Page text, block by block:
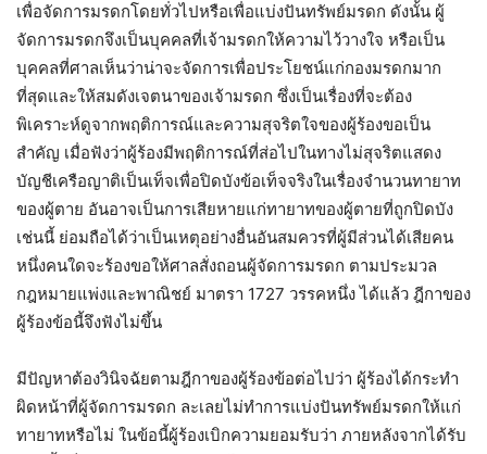
เพื่อจัดการมรดกโดยทั่วไปหรือเพื่อแบ่งปันทรัพย์มรดก ดังนั้น ผู้
จัดการมรดกจึงเป็นบุคคลที่เจ้ามรดกให้ความไว้วางใจ หรือเป็น
บุคคลที่ศาลเห็นว่าน่าจะจัดการเพื่อประโยชน์แก่กองมรดกมาก
ที่สุดและให้สมดังเจตนาของเจ้ามรดก ซึ่งเป็นเรื่องที่จะต้อง
พิเคราะห์ดูจากพฤติการณ์และความสุจริตใจของผู้ร้องขอเป็น
สำคัญ เมื่อฟังว่าผู้ร้องมีพฤติการณ์ที่ส่อไปในทางไม่สุจริตแสดง
บัญชีเครือญาติเป็นเท็จเพื่อปิดบังข้อเท็จจริงในเรื่องจำนวนทายาท
ของผู้ตาย อันอาจเป็นการเสียหายแก่ทายาทของผู้ตายที่ถูกปิดบัง
เช่นนี้ ย่อมถือได้ว่าเป็นเหตุอย่างอื่นอันสมควรที่ผู้มีส่วนได้เสียคน
หนึ่งคนใดจะร้องขอให้ศาลสั่งถอนผู้จัดการมรดก ตามประมวล
กฎหมายแพ่งและพาณิชย์ มาตรา 1727 วรรคหนึ่ง ได้แล้ว ฎีกาของ
ผู้ร้องข้อนี้จึงฟังไม่ขึ้น
มีปัญหาต้องวินิจฉัยตามฎีกาของผู้ร้องข้อต่อไปว่า ผู้ร้องได้กระทำ
ผิดหน้าที่ผู้จัดการมรดก ละเลยไม่ทำการแบ่งปันทรัพย์มรดกให้แก่
ทายาทหรือไม่ ในข้อนี้ผู้ร้องเบิกความยอมรับว่า ภายหลังจากได้รับ